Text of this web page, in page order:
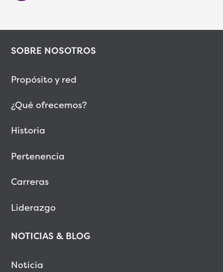
SOBRE NOSOTROS
Propósito y red
¿Qué ofrecemos?
Historia
Pertenencia
Carreras
Liderazgo
NOTICIAS & BLOG
Noticia